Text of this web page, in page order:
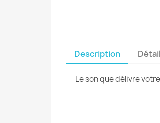
Description
Le son que délivre